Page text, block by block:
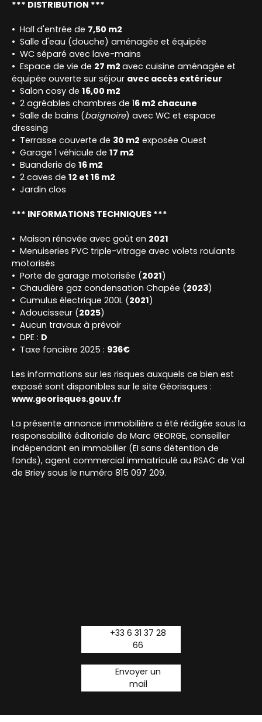
*** DISTRIBUTION ***
Hall d'entrée de 7,50 m2
Salle d'eau (douche) aménagée et équipée
WC séparé avec lave-mains
Espace de vie de 27 m2avec cuisine aménagée et
équipée ouverte sur séjour avec accès extérieur
Salon cosy de16,00 m2
2 agréables chambres de 16 m2 chacune
Salle de bains (baignoire) avec WC et espace
dressing
Terrasse couverte de 30 m2 exposée Ouest
Garage 1 véhicule de17 m2
Buanderie de16 m2
2 caves de12 et 16 m2
Jardin clos
*** INFORMATIONS TECHNIQUES ***
Maison rénovée avec goût en 2021
Menuiseries PVC triple-vitrage avec volets roulants
motorisés
Porte de garage motorisée (2021)
Chaudière gaz condensation Chapée (2023)
Cumulus électrique 200L (2021)
Adoucisseur (2025)
Aucun travaux à prévoir
DPE : D
Taxe foncière 2025 : 936€
Les informations sur les risques auxquels ce bien est
exposé sont disponibles sur le site Géorisques :
www.georisques.gouv.fr
La présente annonce immobilière a été rédigée sous la
responsabilité éditoriale de Marc GEORGE, conseiller
indépendant en immobilier (EI sans détention de
fonds), agent commercial immatriculé au RSAC de Val
de Briey sous le numéro 815 097 209.
+33 6 31 37 28
66
Envoyer un
mail